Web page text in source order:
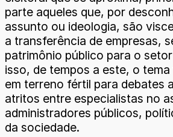
parte aqueles que, por
assunto ou ideologia, são
a transferência de empresas,
patrimônio público para o
isso, de tempos a este, o
em terreno fértil para debates
atritos entre especialistas no
administradores públicos,
da sociedade.